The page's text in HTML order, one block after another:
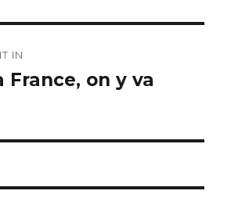
IN
France, on y va